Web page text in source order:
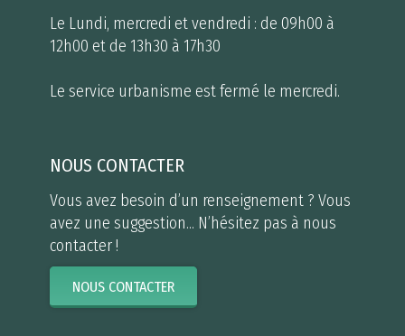
Le Lundi, mercredi et vendredi : de 09h00 à
12h00 et de 13h30 à 17h30
Le service urbanisme est fermé le mercredi.
NOUS CONTACTER
Vous avez besoin d’un renseignement ? Vous
avez une suggestion... N’hésitez pas à nous
contacter !
NOUS CONTACTER